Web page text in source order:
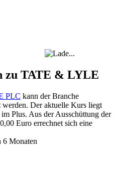
zu TATE & LYLE
PLC kann der Branche
Der aktuelle Kurs liegt
im Plus. Aus der Ausschüttung der
0,00 Euro errechnet sich eine
6 Monaten